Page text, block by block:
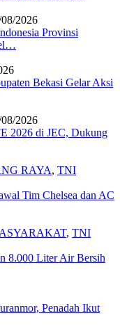
2026
Provinsi
Bekasi Gelar Aksi
2026
2026 di JEC, Dukung
RAYA, TNI
Tim Chelsea dan AC
, TNI
8.000 Liter Air Bersih
Penadah Ikut